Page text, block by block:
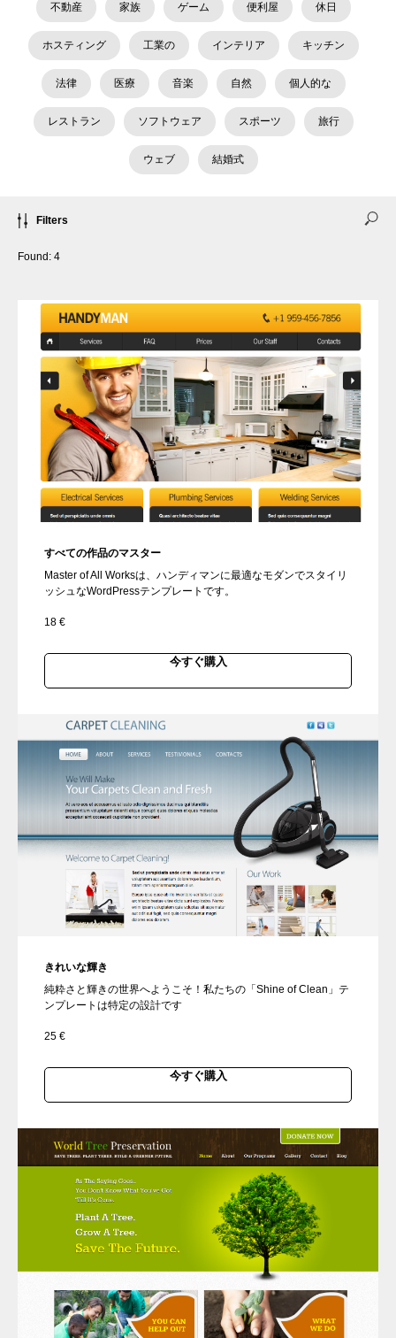
不動産 家族 ゲーム 便利屋 休日
ホスティング 工業の インテリア キッチン
法律 医療 音楽 自然 個人的な
レストラン ソフトウェア スポーツ 旅行
ウェブ 結婚式
Filters
Found: 4
すべての作品のマスター
Master of All Worksは、ハンディマンに最適なモダンでスタイリ
ッシュなWordPressテンプレートです。
18 €
今すぐ購入
きれいな輝き
純粋さと輝きの世界へようこそ！私たちの「Shine of Clean」テ
ンプレートは特定の設計です
25 €
今すぐ購入